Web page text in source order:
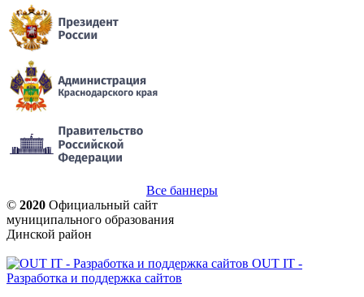
Все баннеры
© 2020 Официальный сайт
муниципального образования
Динской район
OUT IT -
Разработка и поддержка сайтов